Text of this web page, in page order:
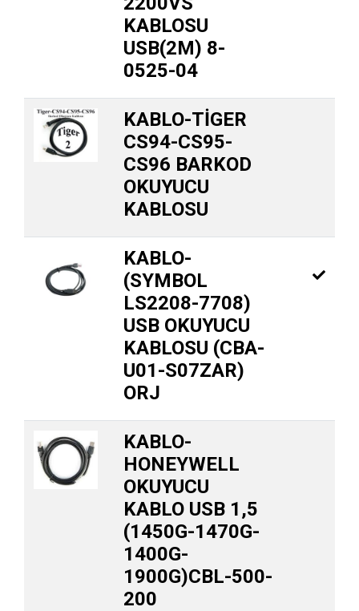
KABLOSU
USB(2M) 8-
0525-04
KABLO-TİGER
CS94-CS95-
CS96 BARKOD
OKUYUCU
KABLOSU
KABLO-
(SYMBOL
LS2208-7708)
USB OKUYUCU
KABLOSU (CBA-
U01-S07ZAR)
ORJ
KABLO-
HONEYWELL
OKUYUCU
KABLO USB 1,5
(1450G-1470G-
1400G-
1900G)CBL-500-
200